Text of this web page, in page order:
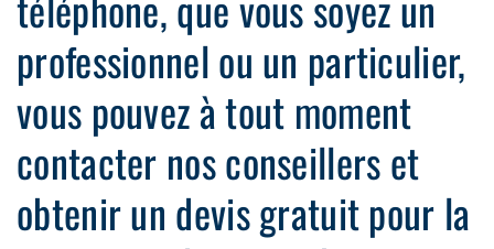
professionnel ou un particulier,
vous pouvez à tout moment
contacter nos conseillers et
obtenir un devis gratuit pour la